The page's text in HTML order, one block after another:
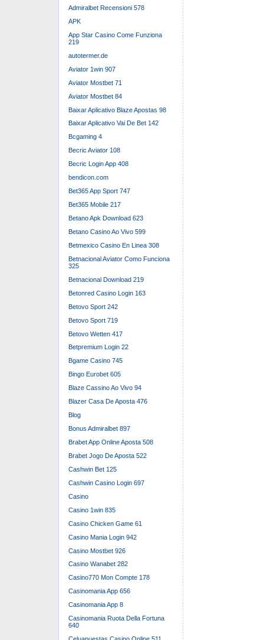
Admiralbet Recensioni 578
APK
App Star Casino Come Funziona
219
autotermer.de
Aviator 1win 907
Aviator Mostbet 71
Aviator Mostbet 84
Baixar Aplicativo Blaze Apostas 98
Baixar Aplicativo Vai De Bet 142
Bcgaming 4
Becric Aviator 108
Becric Login App 408
bendicon.com
Bet365 App Sport 747
Bet365 Mobile 217
Betano Apk Download 623
Betano Casino Ao Vivo 599
Betmexico Casino En Linea 308
Betnacional Aviator Como Funciona
325
Betnacional Download 219
Betonred Casino Login 163
Betovo Sport 242
Betovo Sport 719
Betovo Wetten 417
Betpremium Login 22
Bgame Casino 745
Bingo Eurobet 605
Blaze Cassino Ao Vivo 94
Blazer Casa De Aposta 476
Blog
Bonus Admiralbet 897
Brabet App Online Aposta 508
Brabet Jogo De Aposta 522
Cashwin Bet 125
Cashwin Casino Login 697
Casino
Casino 1win 835
Casino Chicken Game 61
Casino Mania Login 942
Casino Mostbet 926
Casino Wanabet 282
Casino770 Mon Compte 178
Casinomania App 656
Casinomania App 8
Casinomania Ruota Della Fortuna
640